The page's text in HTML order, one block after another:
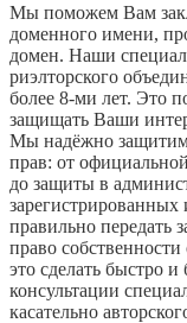
Мы поможем Вам
доменного имени,
домен. Наши
риэлторского
более 8-ми лет. Это
защищать Ваши
Мы надёжно
прав: от
до защиты в
правильно передать
право
это сделать быстро
консультации
касательно